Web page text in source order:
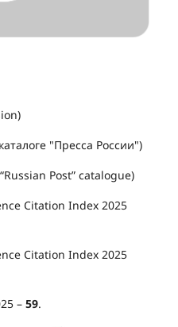
"Пресса России")
Post” catalogue)
Citation Index 2025
Citation Index 2025
– 59.